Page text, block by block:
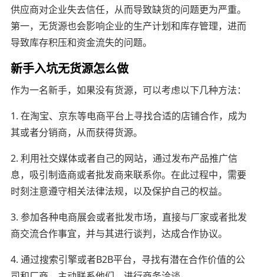
供应商对企业失去信任，从而导致缺货的问题更为严重。
第一，无货源也会影响企业的生产计划和库存管理，进而
导致库存积压和资金流失的问题。
新手入坑无货源怎么做
作为一名新手，如果没有货源，可以考虑以下几种方法：
1. 在淘宝、京东等电商平台上寻找合适的店铺合作，成为
其或者分销商，从而获得货源。
2. 利用社交媒体或者自己的网站，通过发布产品推广信
息，吸引制造商或者批发商来联系你。在此过程中，需要
时刻注意遵守相关法律法规，以及保护自己的权益。
3. 参加各种电商展会或者批发市场，直接与厂家或者批发
商交流合作事宜，并与其进行谈判，达成合作协议。
4. 通过搜索引擎或者B2B平台，寻找有潜在合作价值的公